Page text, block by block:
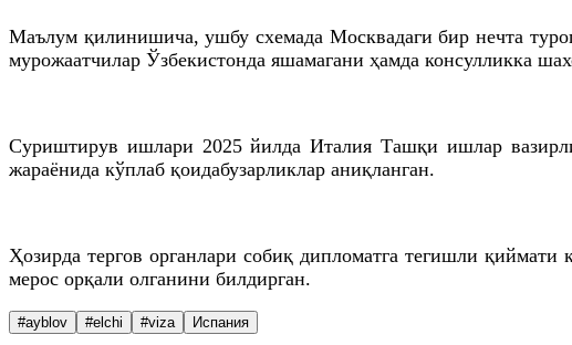
Маълум қилинишича, ушбу схемада Москвадаги бир нечта
мурожаатчилар Ўзбекистонда яшамагани ҳамда консулликка
Суриштирув ишлари 2025 йилда Италия Ташқи ишлар
жараёнида кўплаб қоидабузарликлар аниқланган.
Ҳозирда тергов органлари собиқ дипломатга тегишли
мерос орқали олганини билдирган.
#ayblov #elchi #viza Испания